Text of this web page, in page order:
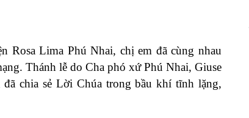
Rosa Lima Phú Nhai, chị em đã cùng nhau
Thánh lễ do Cha phó xứ Phú Nhai, Giuse
chia sẻ Lời Chúa trong bầu khí tĩnh lặng,